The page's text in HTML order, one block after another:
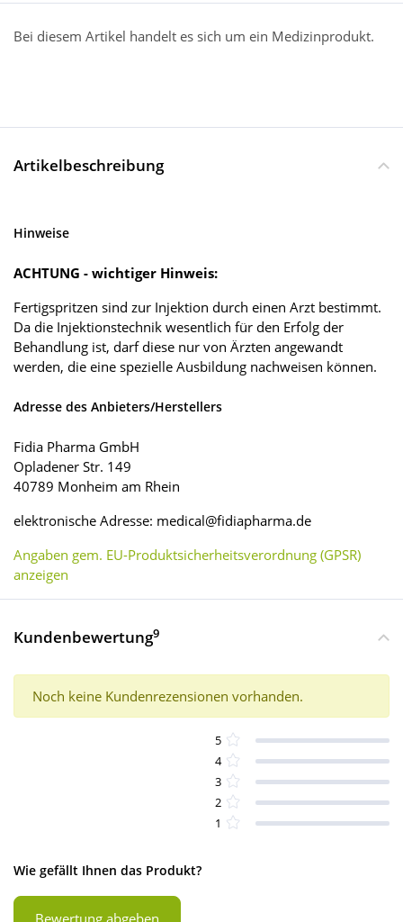
Bei diesem Artikel handelt es sich um ein Medizinprodukt.
Artikelbeschreibung
Hinweise
ACHTUNG - wichtiger Hinweis:
Fertigspritzen sind zur Injektion durch einen Arzt bestimmt.
Da die Injektionstechnik wesentlich für den Erfolg der
Behandlung ist, darf diese nur von Ärzten angewandt
werden, die eine spezielle Ausbildung nachweisen können.
Adresse des Anbieters/Herstellers
Fidia Pharma GmbH
Opladener Str. 149
40789 Monheim am Rhein
elektronische Adresse: medical@fidiapharma.de
Angaben gem. EU-Produktsicherheitsverordnung (GPSR)
anzeigen
Kundenbewertung9
Noch keine Kundenrezensionen vorhanden.
5
4
3
2
1
Wie gefällt Ihnen das Produkt?